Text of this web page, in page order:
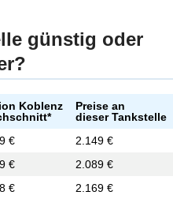
günstig oder
Koblenz
Preise an
dieser Tankstelle
€
2.149 €
€
2.089 €
€ 2.169 €